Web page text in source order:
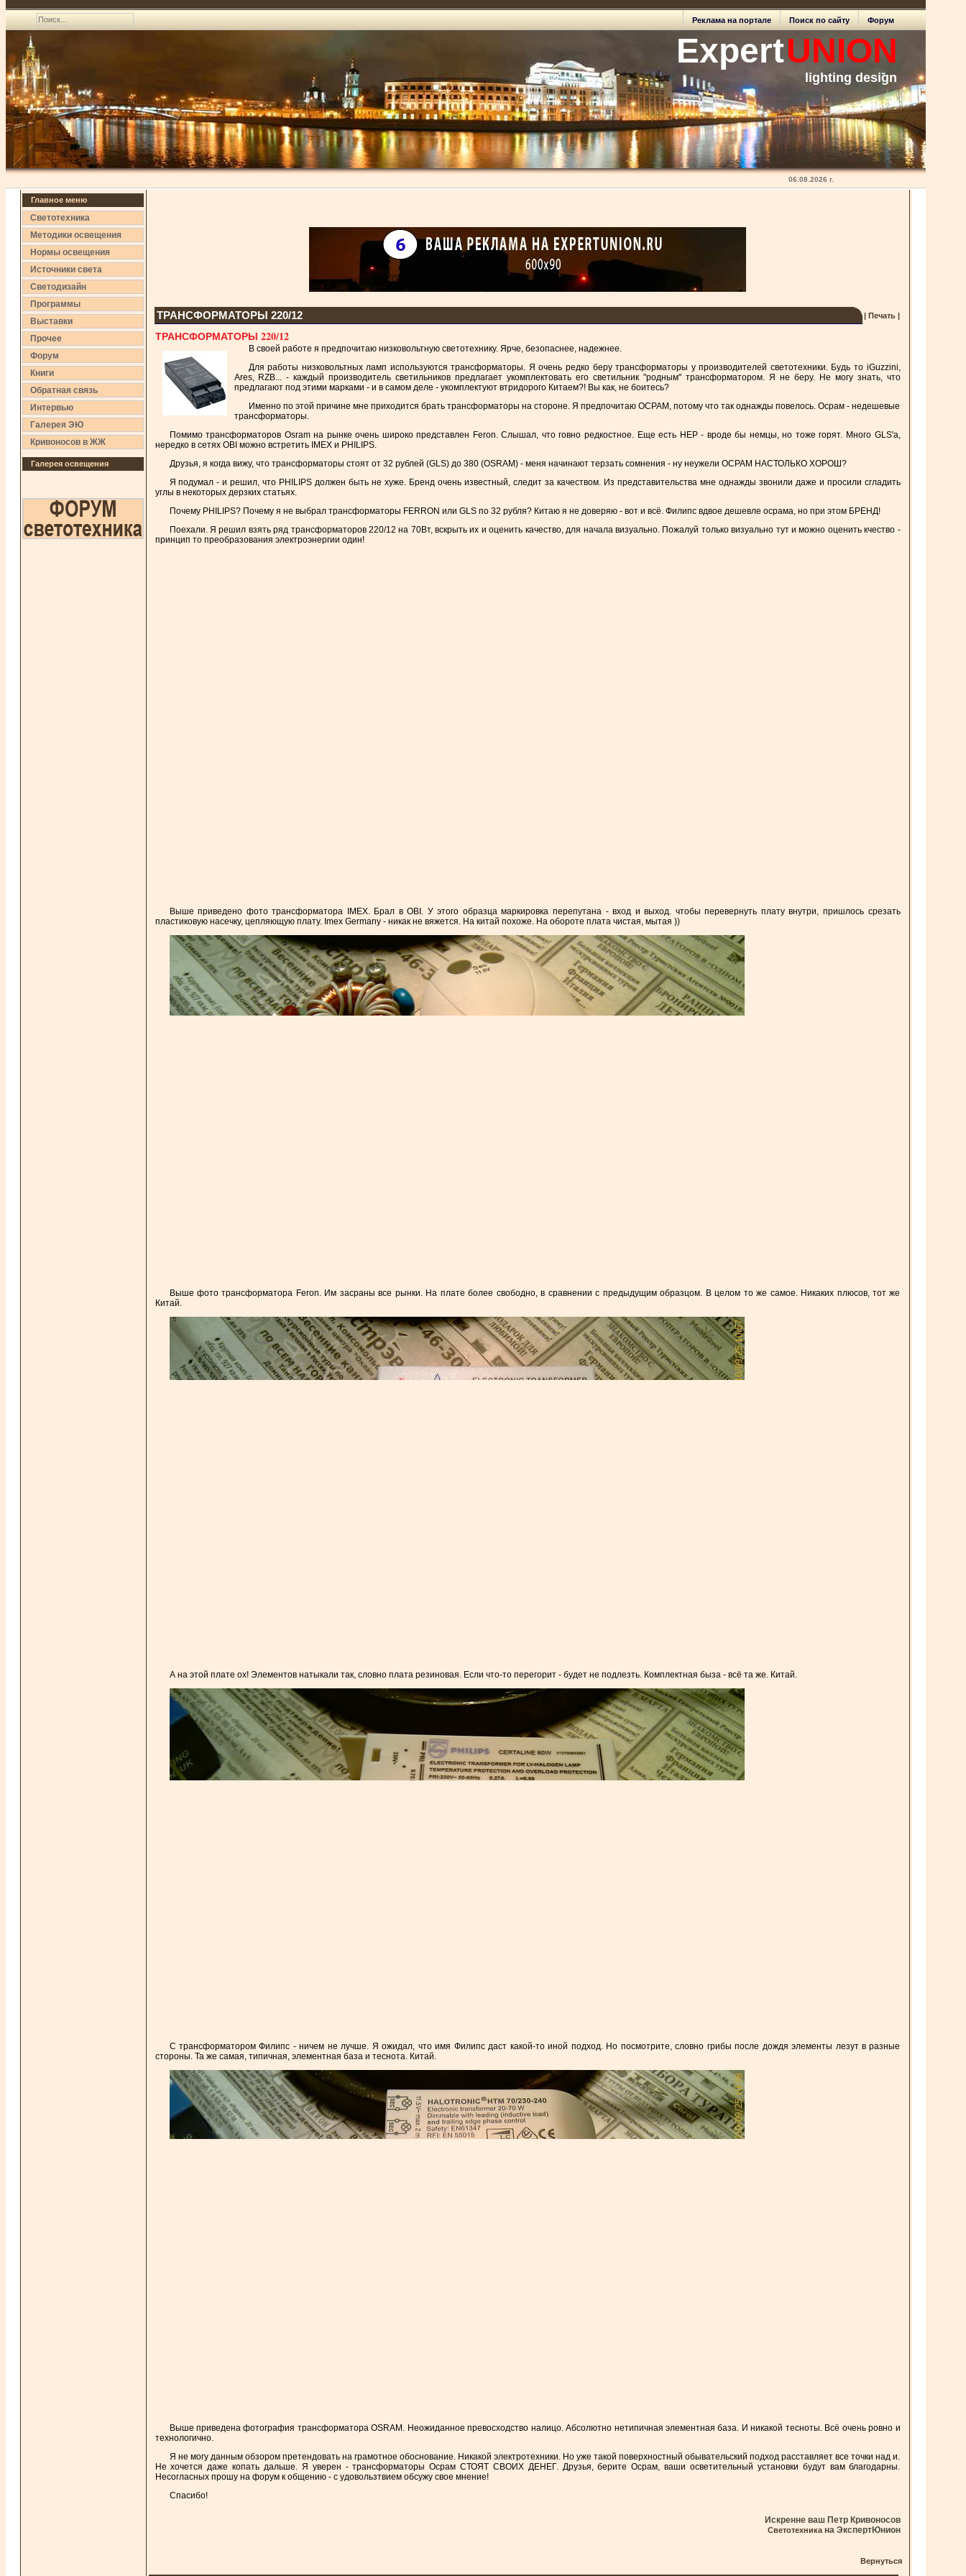
Форум
Поиск по сайту
Реклама на портале
ExpertUNION
lighting design
06.08.2026 г.
Главное меню
Светотехника
Методики освещения
Нормы освещения
Источники света
Светодизайн
Программы
Выставки
Прочее
Форум
Книги
Обратная связь
Интервью
Галерея ЭЮ
Кривоносов в ЖЖ
Галерея освещения
ТРАНСФОРМАТОРЫ 220/12 | Печать |
ТРАНСФОРМАТОРЫ 220/12
В своей работе я предпочитаю низковольтную светотехнику. Ярче, безопаснее, надежнее.
Для работы низковольтных ламп используются трансформаторы. Я очень редко беру трансформаторы у производителей светотехники. Будь то iGuzzini,
Ares, RZB... - каждый производитель светильников предлагает укомплектовать его светильник "родным" трансформатором. Я не беру. Не могу знать, что
предлагают под этими марками - и в самом деле - укомплектуют втридорого Китаем?! Вы как, не боитесь?
Именно по этой причине мне приходится брать трансформаторы на стороне. Я предпочитаю ОСРАМ, потому что так однажды повелось. Осрам - недешевые
трансформаторы.
Помимо трансформаторов Osram на рынке очень широко представлен Feron. Слышал, что говно редкостное. Еще есть HEP - вроде бы немцы, но тоже горят. Много GLS'a,
нередко в сетях OBI можно встретить IMEX и PHILIPS.
Друзья, я когда вижу, что трансформаторы стоят от 32 рублей (GLS) до 380 (OSRAM) - меня начинают терзать сомнения - ну неужели ОСРАМ НАСТОЛЬКО ХОРОШ?
Я подумал - и решил, что PHILIPS должен быть не хуже. Бренд очень известный, следит за качеством. Из представительства мне однажды звонили даже и просили сгладить
углы в некоторых дерзких статьях.
Почему PHILIPS? Почему я не выбрал трансформаторы FERRON или GLS по 32 рубля? Китаю я не доверяю - вот и всё. Филипс вдвое дешевле осрама, но при этом БРЕНД!
Поехали. Я решил взять ряд трансформаторов 220/12 на 70Вт, вскрыть их и оценить качество, для начала визуально. Пожалуй только визуально тут и можно оценить кчество -
принцип то преобразования электроэнергии один!
Выше приведено фото трансформатора IMEX. Брал в OBI. У этого образца маркировка перепутана - вход и выход. чтобы перевернуть плату внутри, пришлось срезать
пластиковую насечку, цепляющую плату. Imex Germany - никак не вяжется. На китай похоже. На обороте плата чистая, мытая ))
Выше фото трансформатора Feron. Им засраны все рынки. На плате более свободно, в сравнении с предыдущим образцом. В целом то же самое. Никаких плюсов, тот же
Китай.
А на этой плате ох! Элементов натыкали так, словно плата резиновая. Если что-то перегорит - будет не подлезть. Комплектная быза - всё та же. Китай.
С трансформатором Филипс - ничем не лучше. Я ожидал, что имя Филипс даст какой-то иной подход. Но посмотрите, словно грибы после дождя элементы лезут в разные
стороны. Та же самая, типичная, элементная база и теснота. Китай.
Выше приведена фотография трансформатора OSRAM. Неожиданное превосходство налицо. Абсолютно нетипичная элементная база. И никакой тесноты. Всё очень ровно и
технологично.
Я не могу данным обзором претендовать на грамотное обоснование. Никакой электротехники. Но уже такой поверхностный обывательский подход расставляет все точки над и.
Не хочется даже копать дальше. Я уверен - трансформаторы Осрам СТОЯТ СВОИХ ДЕНЕГ. Друзья, берите Осрам, ваши осветительный установки будут вам благодарны.
Несогласных прошу на форум к общению - с удовользтвием обсужу свое мнение!
Спасибо!
Искренне ваш Петр Кривоносов
Светотехникана ЭкспертЮнион
Вернуться